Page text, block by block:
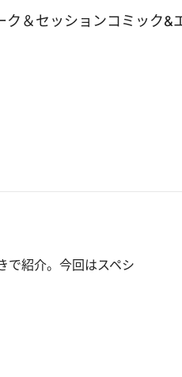
ク＆セッションコミック&
で紹介。今回はスペシ